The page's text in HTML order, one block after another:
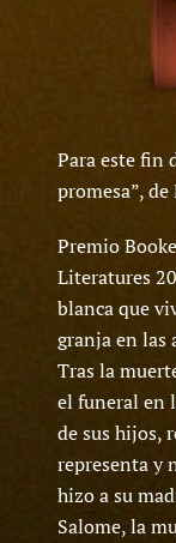
Para este fin
promesa”,
Premio
Literatures
blanca que
granja en las
Tras la
el funeral en
de sus hijos,
representa y
hizo a su
Salome, la